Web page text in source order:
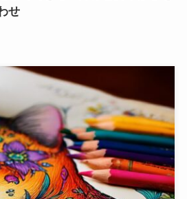
せ